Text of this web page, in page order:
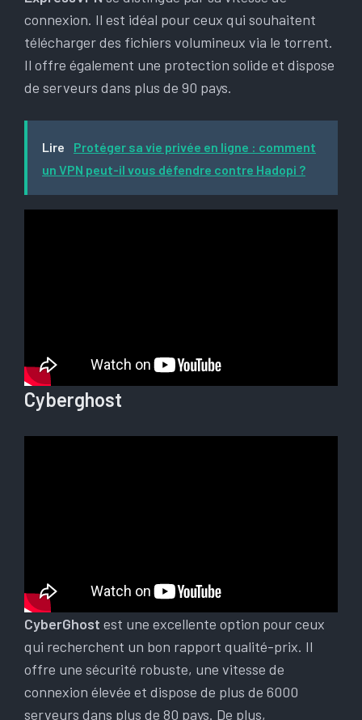
connexion. Il est idéal pour ceux qui souhaitent
télécharger des fichiers volumineux via le torrent.
Il offre également une protection solide et dispose
de serveurs dans plus de 90 pays.
Lire
Protéger sa vie privée en ligne : comment
un VPN peut-il vous défendre contre Hadopi ?
Cyberghost
CyberGhost est une excellente option pour ceux
qui recherchent un bon rapport qualité-prix. Il
offre une sécurité robuste, une vitesse de
connexion élevée et dispose de plus de 6000
serveurs dans plus de 80 pays. De plus,